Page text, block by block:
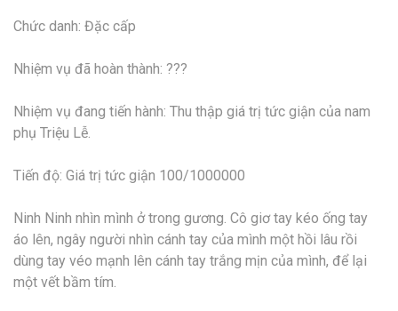
Chức danh: Đặc cấp
Nhiệm vụ đã hoàn thành: ???
Nhiệm vụ đang tiến hành: Thu thập giá trị tức giận của nam
phụ Triệu Lễ.
Tiến độ: Giá trị tức giận 100/1000000
Ninh Ninh nhìn mình ở trong gương. Cô giơ tay kéo ống tay
áo lên, ngây người nhìn cánh tay của mình một hồi lâu rồi
dùng tay véo mạnh lên cánh tay trắng mịn của mình, để lại
một vết bầm tím.